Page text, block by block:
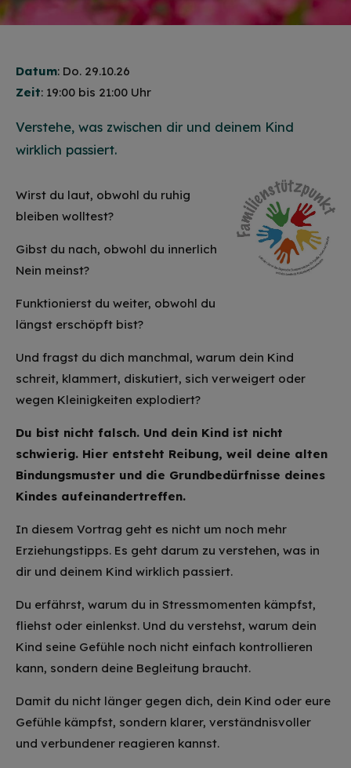
Datum: Do. 29.10.26
Zeit: 19:00 bis 21:00 Uhr
Verstehe, was zwischen dir und deinem Kind
wirklich passiert.
Wirst du laut, obwohl du ruhig
bleiben wolltest?
Gibst du nach, obwohl du innerlich
Nein meinst?
Funktionierst du weiter, obwohl du
längst erschöpft bist?
Und fragst du dich manchmal, warum dein Kind
schreit, klammert, diskutiert, sich verweigert oder
wegen Kleinigkeiten explodiert?
Du bist nicht falsch. Und dein Kind ist nicht
schwierig. Hier entsteht Reibung, weil deine alten
Bindungsmuster und die Grundbedürfnisse deines
Kindes aufeinandertreffen.
In diesem Vortrag geht es nicht um noch mehr
Erziehungstipps. Es geht darum zu verstehen, was in
dir und deinem Kind wirklich passiert.
Du erfährst, warum du in Stressmomenten kämpfst,
fliehst oder einlenkst. Und du verstehst, warum dein
Kind seine Gefühle noch nicht einfach kontrollieren
kann, sondern deine Begleitung braucht.
Damit du nicht länger gegen dich, dein Kind oder eure
Gefühle kämpfst, sondern klarer, verständnisvoller
und verbundener reagieren kannst.